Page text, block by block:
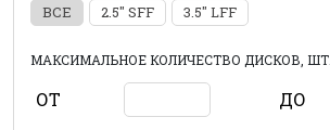
ВСЕ 2.5" SFF 3.5" LFF
МАКСИМАЛЬНОЕ КОЛИЧЕСТВО ДИСКОВ, ШТ.
ОТ ДО